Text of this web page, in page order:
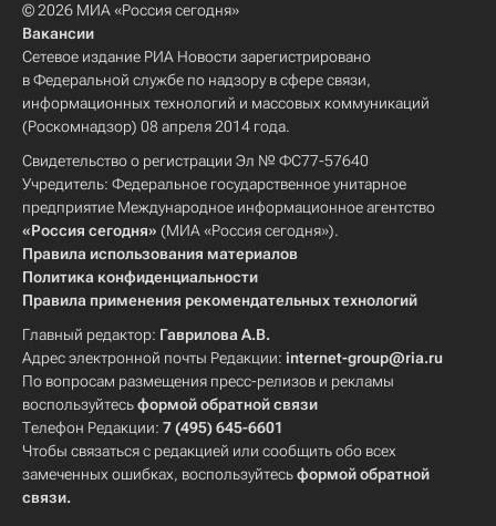
© 2026 МИА «Россия сегодня»
Вакансии
Сетевое издание РИА Новости зарегистрировано
в Федеральной службе по надзору в сфере связи,
информационных технологий и массовых коммуникаций
(Роскомнадзор) 08 апреля 2014 года.
Свидетельство о регистрации Эл № ФС77-57640
Учредитель: Федеральное государственное унитарное
предприятие Международное информационное агентство
«Россия сегодня» (МИА «Россия сегодня»).
Правила использования материалов
Политика конфиденциальности
Правила применения рекомендательных технологий
Главный редактор: Гаврилова А.В.
Адрес электронной почты Редакции: internet-group@ria.ru
По вопросам размещения пресс-релизов и рекламы
воспользуйтесьформой обратной связи
Телефон Редакции: 7 (495) 645-6601
Чтобы связаться с редакцией или сообщить обо всех
замеченных ошибках, воспользуйтесьформой обратной
связи.